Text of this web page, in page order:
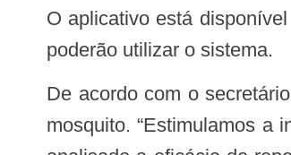
O aplicativo está
poderão utilizar o sistema.
De acordo com o secretário da Saúde do Estado, Fábio Vilas-Boas, esta é mais uma estratégia complementar de combate ao
mosquito. “Estimulamos a